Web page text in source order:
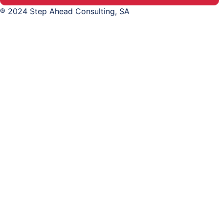
® 2024 Step Ahead Consulting, SA